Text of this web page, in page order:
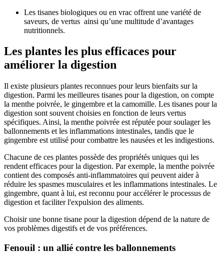
Les tisanes biologiques ou en vrac offrent une variété de
saveurs, de vertus ainsi qu’une multitude d’avantages
nutritionnels.
Les plantes les plus efficaces pour
améliorer la digestion
Il existe plusieurs plantes reconnues pour leurs bienfaits sur la
digestion. Parmi les meilleures tisanes pour la digestion, on compte
la menthe poivrée, le gingembre et la camomille. Les tisanes pour la
digestion sont souvent choisies en fonction de leurs vertus
spécifiques. Ainsi, la menthe poivrée est réputée pour soulager les
ballonnements et les inflammations intestinales, tandis que le
gingembre est utilisé pour combattre les nausées et les indigestions.
Chacune de ces plantes possède des propriétés uniques qui les
rendent efficaces pour la digestion. Par exemple, la menthe poivrée
contient des composés anti-inflammatoires qui peuvent aider à
réduire les spasmes musculaires et les inflammations intestinales. Le
gingembre, quant à lui, est reconnu pour accélérer le processus de
digestion et faciliter l'expulsion des aliments.
Choisir une bonne tisane pour la digestion dépend de la nature de
vos problèmes digestifs et de vos préférences.
Fenouil : un allié contre les ballonnements